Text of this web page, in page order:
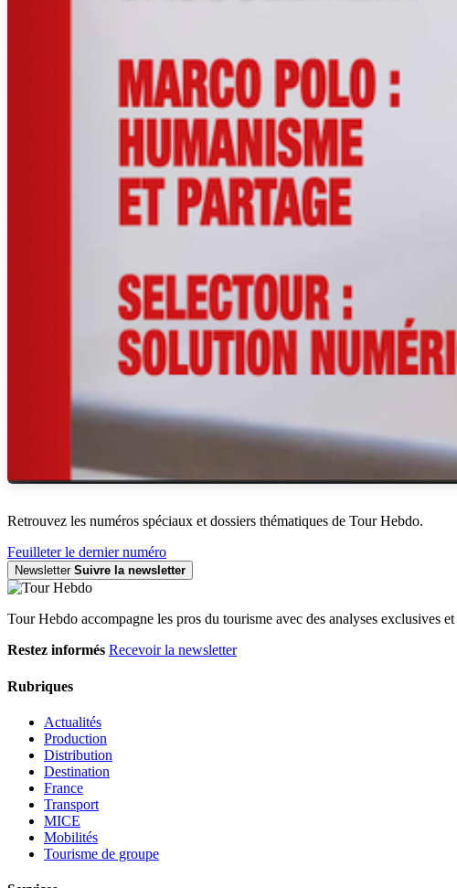
Retrouvez les numéros spéciaux et dossiers thématiques de Tour Hebdo.
Feuilleter le dernier numéro
Newsletter Suivre la newsletter
Tour Hebdo accompagne les pros du tourisme avec des analyses exclusives
Restez informés Recevoir la newsletter
Rubriques
Actualités
Production
Distribution
Destination
France
Transport
MICE
Mobilités
Tourisme de groupe